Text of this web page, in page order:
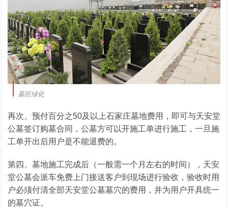
墓区绿化
再次、预付百分之50及以上石家庄墓地费用，即可与天安堂
公墓签订购墓合同，公墓方可以开施工单进行施工，一旦施
工单开出后用户是不能退费的。
第四、墓地施工完成后（一般需一个月左右的时间），天安
堂公墓会派车免费上门接送客户到现场进行验收，验收时用
户必须付清全部天安堂公墓墓穴的费用，并为用户开具统一
的墓穴证。